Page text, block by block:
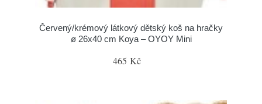
Červený/krémový látkový dětský koš na hračky
ø 26x40 cm Koya – OYOY Mini
465 Kč